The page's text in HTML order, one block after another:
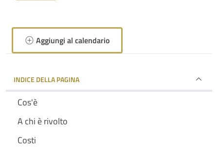
Aggiungi al calendario
INDICE DELLA PAGINA
Cos'è
A chi è rivolto
Costi